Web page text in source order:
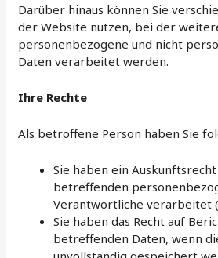
Darüber hinaus können Sie
der Website nutzen, bei der
personenbezogene und nicht
Daten verarbeitet werden.
Ihre Rechte
Als betroffene Person haben Sie
Sie haben ein
betreffenden
Verantwortliche verarbeitet
Sie haben das Recht auf
betreffenden Daten, wenn